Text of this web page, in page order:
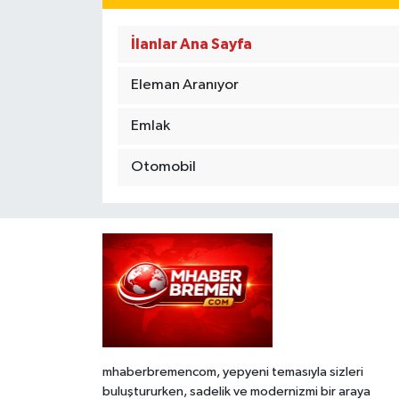
İlanlar Ana Sayfa
Eleman Aranıyor
Emlak
Otomobil
mhaberbremencom, yepyeni temasıyla sizleri
buluştururken, sadelik ve modernizmi bir araya